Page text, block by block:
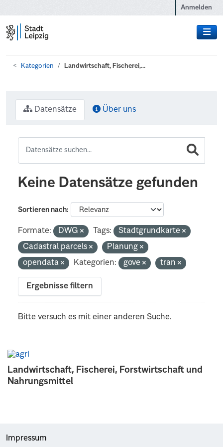
Anmelden
Kategorien Landwirtschaft, Fischerei,...
Landwirtschaft, Fischerei, Forstwirtschaft und
Nahrungsmittel
Datensätze Über uns
Keine Datensätze gefunden
Sortieren nach
Formate: DWG Tags:
Stadtgrundkarte
Cadastral parcels
Planung
opendata
Kategorien: gove tran
Ergebnisse filtern
Bitte versuch es mit einer anderen Suche.
Impressum